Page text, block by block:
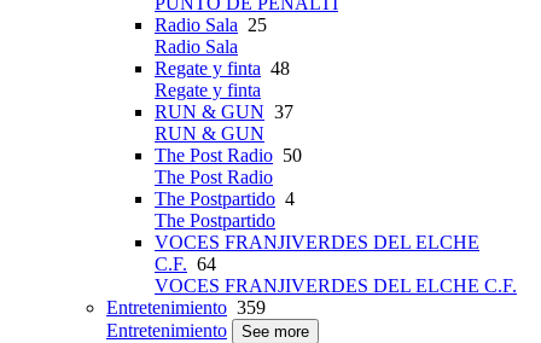
Radio Sala 25
Radio Sala
Regate y finta 48
Regate y finta
RUN & GUN 37
RUN & GUN
The Post Radio 50
The Post Radio
The Postpartido 4
The Postpartido
VOCES FRANJIVERDES DEL ELCHE
C.F. 64
VOCES FRANJIVERDES DEL ELCHE C.F.
Entretenimiento 359
Entretenimiento
See more